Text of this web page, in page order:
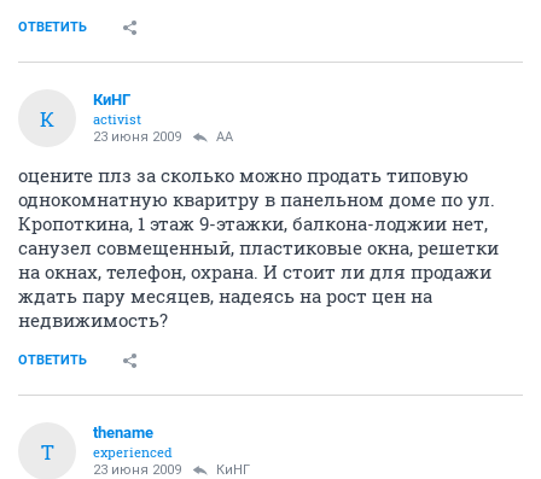
ОТВЕТИТЬ
К
КиНГ
activist
23 июня 2009 AA
оцените плз за сколько можно продать типовую
однокомнатную кваритру в панельном доме по ул.
Кропоткина, 1 этаж 9-этажки, балкона-лоджии нет,
санузел совмещенный, пластиковые окна, решетки
на окнах, телефон, охрана. И стоит ли для продажи
ждать пару месяцев, надеясь на рост цен на
недвижимость?
ОТВЕТИТЬ
T
thename
experienced
23 июня 2009 КиНГ